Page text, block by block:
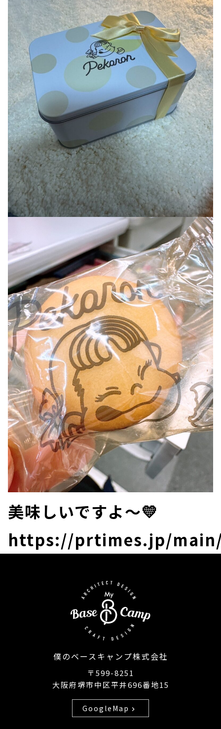
美味しいですよ～💛
https://prtimes.jp/
僕のベースキャンプ株式会社
〒599-8251
大阪府堺市中区平井696番地15
GoogleMap chevron_right